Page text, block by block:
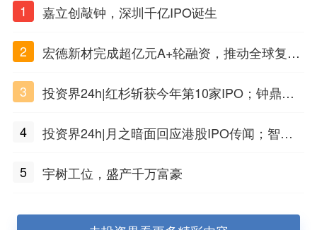
1 嘉立创敲钟，深圳千亿IPO诞生
2
宏德新材完成超亿元A+轮融资，推动全球复合
3
投资界24h|红杉斩获今年第10家IPO；钟鼎投
水
4
投资界24h|月之暗面回应港股IPO传闻；智元
5
宇树工位，盛产千万富豪